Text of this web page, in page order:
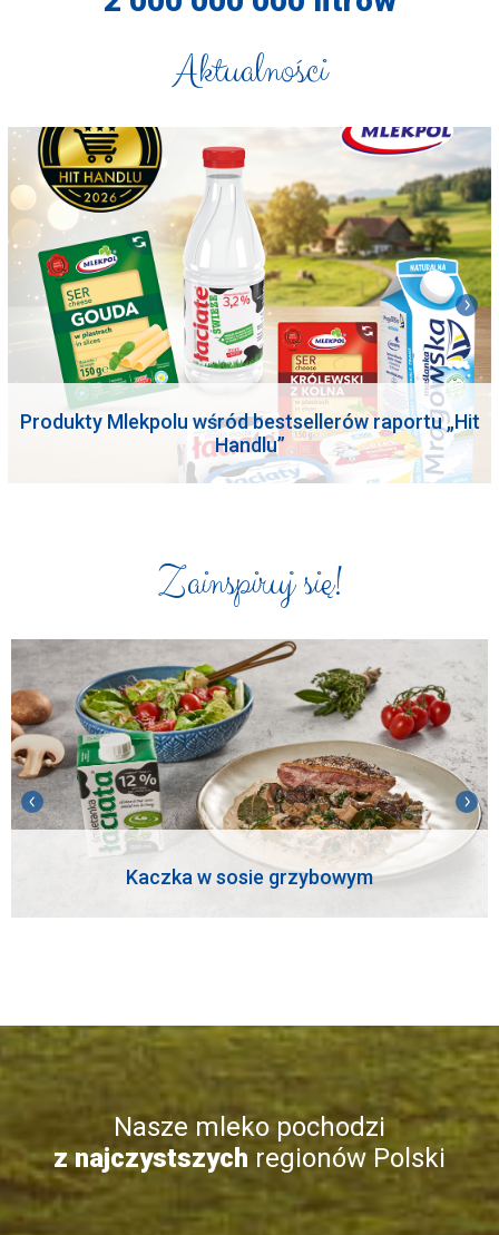
Aktualności
Produkty Mlekpolu wśród bestsellerów raportu „Hit
Handlu”
Zainspiruj się!
Kaczka w sosie grzybowym
Nasze mleko pochodzi
z najczystszych regionów Polski